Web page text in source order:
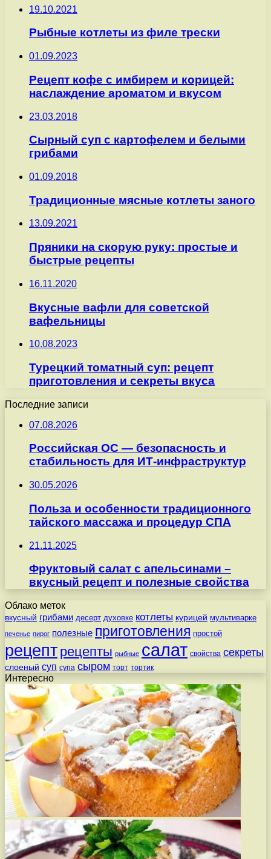
19.10.2021
Рыбные котлеты из филе трески
01.09.2023
Рецепт кофе с имбирем и корицей:
наслаждение ароматом и вкусом
23.03.2018
Сырный суп с картофелем и белыми
грибами
01.09.2018
Традиционные мясные котлеты заного
13.09.2021
Пряники на скорую руку: простые и
быстрые рецепты
16.11.2020
Вкусные вафли для советской
вафельницы
10.08.2023
Турецкий томатный суп: рецепт
приготовления и секреты вкуса
Последние записи
07.08.2026
Российская ОС — безопасность и
стабильность для ИТ-инфраструктур
30.05.2026
Польза и особенности традиционного
тайского массажа и процедур СПА
21.11.2025
Фруктовый салат с апельсинами –
вкусный рецепт и полезные свойства
Облако меток
вкусный грибами десерт духовке котлеты курицей мультиварке
печенье пирог полезные приготовления простой
рецепт рецепты рыбные салат свойства секреты
слоеный суп супа сыром торт тортик
Интересно